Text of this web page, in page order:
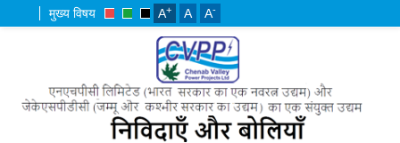
मुख्य विषय A+ A A-